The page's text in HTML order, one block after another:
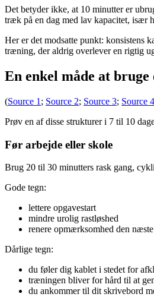
Det betyder ikke, at 10 minutter er
træk på en dag med lav kapacitet, især
Her er det modsatte punkt: konsistens
træning, der aldrig overlever en rigtig
En enkel måde at
(Source 1 ; Source 2; Source 3; Source 4
Prøv en af disse strukturer i 7 til 10
Før arbejde eller skole
Brug 20 til 30 minutters rask gang,
Gode tegn:
lettere opgavestart
mindre urolig rastløshed
renere opmærksomhed den
Dårlige tegn:
du føler dig kablet i stedet for
træningen bliver for hård til at
du ankommer til dit skrivebord